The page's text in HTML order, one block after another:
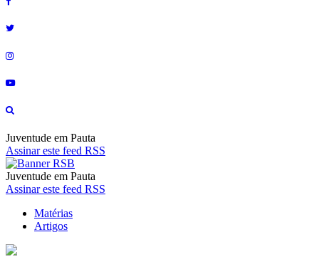
Juventude em Pauta
Assinar este feed RSS
Juventude em Pauta
Assinar este feed RSS
Matérias
Artigos